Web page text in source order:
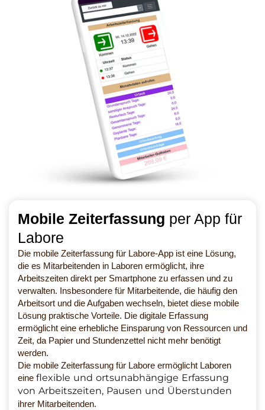
Mobile Zeiterfassung per App für
Labore
Die mobile Zeiterfassung für Labore-App ist eine Lösung,
die es Mitarbeitenden in Laboren ermöglicht, ihre
Arbeitszeiten direkt per Smartphone zu erfassen und zu
verwalten. Insbesondere für Mitarbeitende, die häufig den
Arbeitsort und die Aufgaben wechseln, bietet diese mobile
Lösung praktische Vorteile. Die digitale Erfassung
ermöglicht eine erhebliche Einsparung von Ressourcen und
Zeit, da Papier und Stundenzettel nicht mehr benötigt
werden.
Die mobile Zeiterfassung für Labore ermöglicht Laboren
eine flexible und ortsunabhängige Erfassung
von Arbeitszeiten, Pausen und Überstunden
ihrer Mitarbeitenden.